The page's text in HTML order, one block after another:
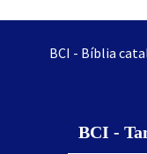
BCI - Bíblia
BCI -